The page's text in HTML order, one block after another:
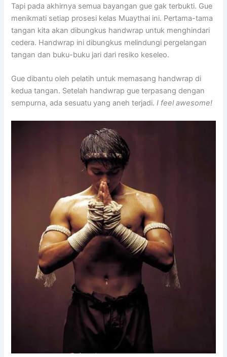
Tapi pada akhirnya semua bayangan gue gak terbukti. Gue
menikmati setiap prosesi kelas Muaythai ini. Pertama-tama
tangan kita akan dibungkus handwrap untuk menghindari
cedera. Handwrap ini dibungkus melindungi pergelangan
tangan dan buku-buku jari dari resiko keseleo.
Gue dibantu oleh pelatih untuk memasang handwrap di
kedua tangan. Setelah handwrap gue terpasang dengan
sempurna, ada sesuatu yang aneh terjadi.I feel awesome!